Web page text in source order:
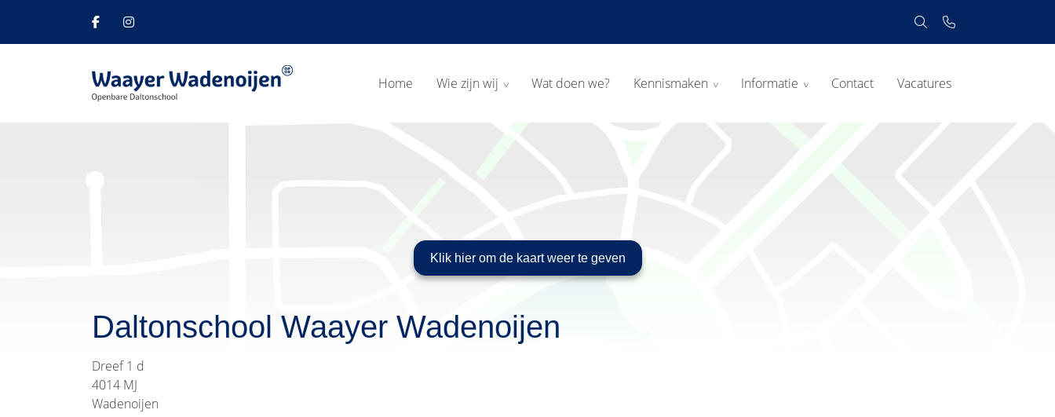
Home Wie zijn wij Wat doen we? Kennismaken Informatie Contact Vacatures
Daltonschool Waayer Wadenoijen
Dreef 1 d
4014 MJ
Wadenoijen